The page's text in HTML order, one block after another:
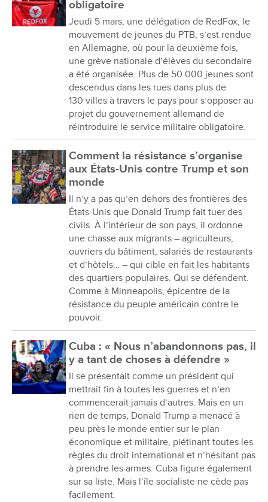
obligatoire
Jeudi 5 mars, une délégation de RedFox, le
mouvement de jeunes du PTB, s’est rendue
en Allemagne, où pour la deuxième fois,
une grève nationale d’élèves du secondaire
a été organisée. Plus de 50 000 jeunes sont
descendus dans les rues dans plus de
130 villes à travers le pays pour s’opposer au
projet du gouvernement allemand de
réintroduire le service militaire obligatoire.
Comment la résistance s’organise
aux États-Unis contre Trump et son
monde
Il n’y a pas qu’en dehors des frontières des
États-Unis que Donald Trump fait tuer des
civils. À l’intérieur de son pays, il ordonne
une chasse aux migrants – agriculteurs,
ouvriers du bâtiment, salariés de restaurants
et d’hôtels… – qui cible en fait les habitants
des quartiers populaires. Qui se défendent.
Comme à Minneapolis, épicentre de la
résistance du peuple américain contre le
pouvoir.
Cuba : « Nous n’abandonnons pas, il
y a tant de choses à défendre »
Il se présentait comme un président qui
mettrait fin à toutes les guerres et n’en
commencerait jamais d’autres. Mais en un
rien de temps, Donald Trump a menacé à
peu près le monde entier sur le plan
économique et militaire, piétinant toutes les
règles du droit international et n’hésitant pas
à prendre les armes. Cuba figure également
sur sa liste. Mais l’île socialiste ne cède pas
facilement.